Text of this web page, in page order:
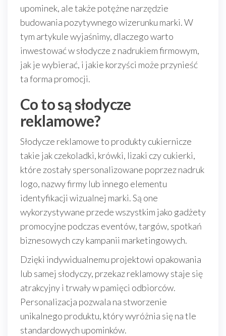
upominek, ale także potężne narzędzie
budowania pozytywnego wizerunku marki. W
tym artykule wyjaśnimy, dlaczego warto
inwestować w słodycze z nadrukiem firmowym,
jak je wybierać, i jakie korzyści może przynieść
ta forma promocji.
Co to są słodycze
reklamowe?
Słodycze reklamowe to produkty cukiernicze
takie jak czekoladki, krówki, lizaki czy cukierki,
które zostały spersonalizowane poprzez nadruk
logo, nazwy firmy lub innego elementu
identyfikacji wizualnej marki. Są one
wykorzystywane przede wszystkim jako gadżety
promocyjne podczas eventów, targów, spotkań
biznesowych czy kampanii marketingowych.
Dzięki indywidualnemu projektowi opakowania
lub samej słodyczy, przekaz reklamowy staje się
atrakcyjny i trwały w pamięci odbiorców.
Personalizacja pozwala na stworzenie
unikalnego produktu, który wyróżnia się na tle
standardowych upominków.